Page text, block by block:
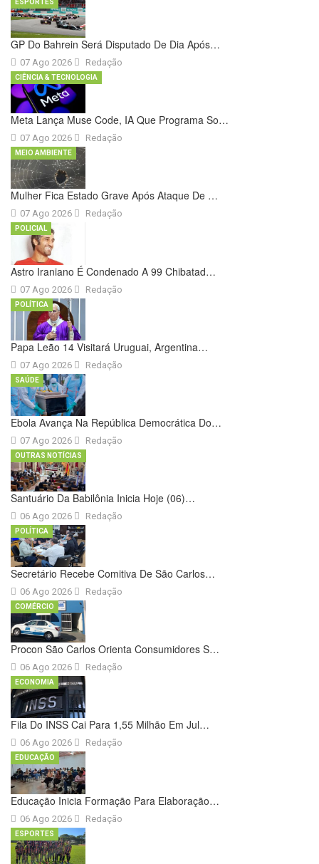
GP Do Bahrein Será Disputado De Dia Após…
07 Ago 2026
ESPORTES
Redação
Meta Lança Muse Code, IA Que Programa So…
07 Ago 2026
CIÊNCIA & TECNOLOGIA
Redação
Mulher Fica Estado Grave Após Ataque De …
07 Ago 2026
MEIO AMBIENTE
Redação
Astro Iraniano É Condenado A 99 Chibatad…
07 Ago 2026
POLICIAL
Redação
Papa Leão 14 Visitará Uruguai, Argentina…
07 Ago 2026
POLÍTICA
Redação
Ebola Avança Na República Democrática Do…
07 Ago 2026
SAÚDE
Redação
Santuário Da Babilônia Inicia Hoje (06)…
06 Ago 2026
OUTRAS NOTÍCIAS
Redação
Secretário Recebe Comitiva De São Carlos…
06 Ago 2026
POLÍTICA
Redação
Procon São Carlos Orienta Consumidores S…
06 Ago 2026
COMÉRCIO
Redação
Fila Do INSS Cai Para 1,55 Milhão Em Jul…
06 Ago 2026
ECONOMIA
Redação
Educação Inicia Formação Para Elaboração…
06 Ago 2026
EDUCAÇÃO
Redação
ESPORTES